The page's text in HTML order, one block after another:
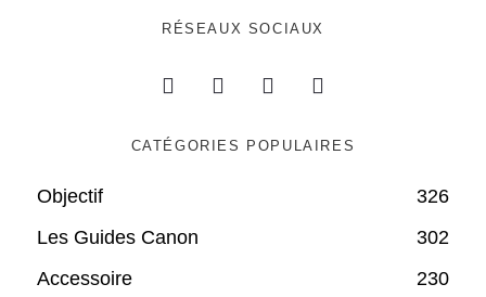
RÉSEAUX SOCIAUX
CATÉGORIES POPULAIRES
Objectif
326
Les Guides Canon
302
Accessoire
230